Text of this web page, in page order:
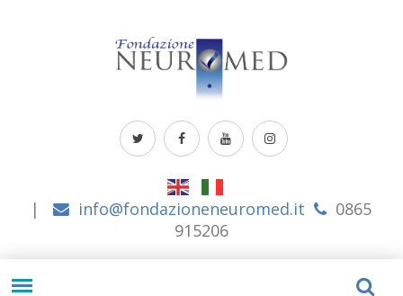
| info@fondazioneneuromed.it
0865
915206